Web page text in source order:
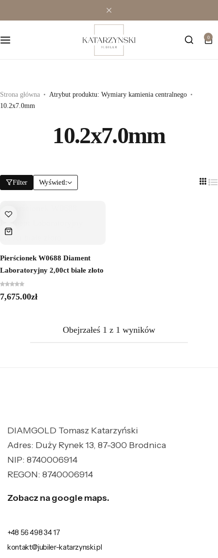
0
Strona główna
Atrybut produktu: Wymiary kamienia centralnego
10.2x7.0mm
10.2x7.0mm
Filter Wyświetl:
Pierścionek W0688 Diament
Laboratoryjny 2,00ct białe złoto
7,675.00zł
Obejrzałeś 1 z 1 wyników
DIAMGOLD Tomasz Katarzyński
Adres: Duży Rynek 13, 87-300 Brodnica
NIP: 8740006914
REGON: 8740006914
Zobacz na google maps.
+48 56 498 34 17
kontakt@jubiler-katarzynski.pl
Premium
Naszyjniki